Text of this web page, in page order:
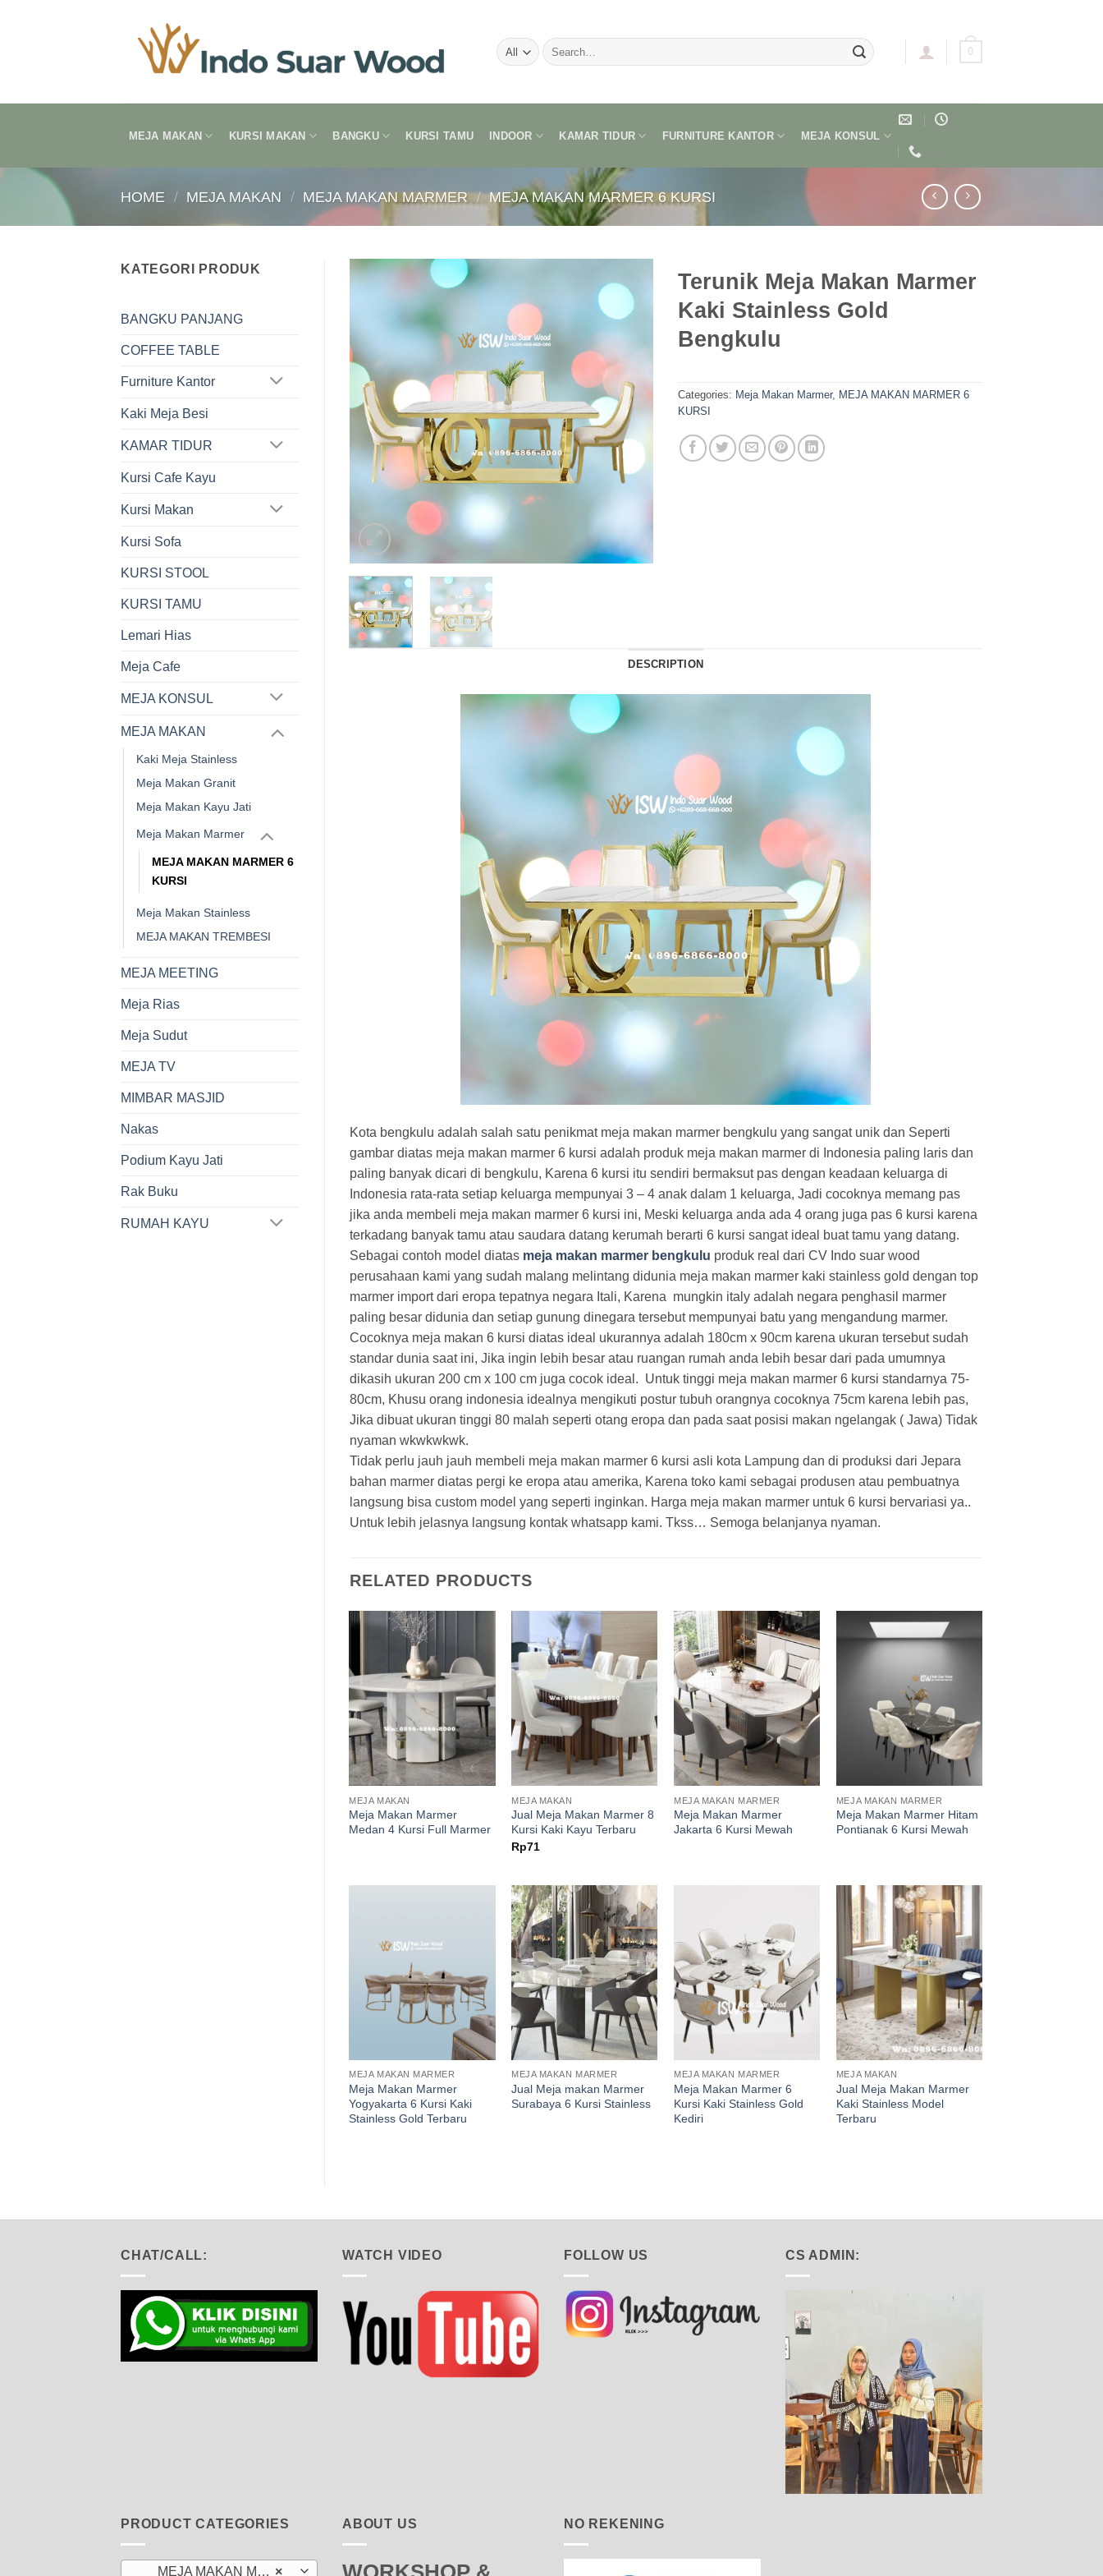
Search
for:
0
MEJA MAKAN KURSI MAKAN BANGKU KURSI TAMU INDOOR KAMAR TIDUR FURNITURE KANTOR MEJA KONSUL
HOME / MEJA MAKAN / MEJA MAKAN MARMER / MEJA MAKAN MARMER 6 KURSI
KATEGORI PRODUK
BANGKU PANJANG
COFFEE TABLE
Furniture Kantor
Kaki Meja Besi
KAMAR TIDUR
Kursi Cafe Kayu
Kursi Makan
Kursi Sofa
KURSI STOOL
KURSI TAMU
Lemari Hias
Meja Cafe
MEJA KONSUL
MEJA MAKAN
Kaki Meja Stainless
Meja Makan Granit
Meja Makan Kayu Jati
Meja Makan Marmer
MEJA MAKAN MARMER 6
KURSI
Meja Makan Stainless
MEJA MAKAN TREMBESI
MEJA MEETING
Meja Rias
Meja Sudut
MEJA TV
MIMBAR MASJID
Nakas
Podium Kayu Jati
Rak Buku
RUMAH KAYU
Terunik Meja Makan Marmer
Kaki Stainless Gold
Bengkulu
Categories: Meja Makan Marmer, MEJA MAKAN MARMER 6
KURSI
DESCRIPTION
Kota bengkulu adalah salah satu penikmat meja makan marmer bengkulu yang sangat unik dan Seperti
gambar diatas meja makan marmer 6 kursi adalah produk meja makan marmer di Indonesia paling laris dan
paling banyak dicari di bengkulu, Karena 6 kursi itu sendiri bermaksut pas dengan keadaan keluarga di
Indonesia rata-rata setiap keluarga mempunyai 3 – 4 anak dalam 1 keluarga, Jadi cocoknya memang pas
jika anda membeli meja makan marmer 6 kursi ini, Meski keluarga anda ada 4 orang juga pas 6 kursi karena
terkadang banyak tamu atau saudara datang kerumah berarti 6 kursi sangat ideal buat tamu yang datang.
Sebagai contoh model diatas meja makan marmer bengkulu produk real dari CV Indo suar wood
perusahaan kami yang sudah malang melintang didunia meja makan marmer kaki stainless gold dengan top
marmer import dari eropa tepatnya negara Itali, Karena mungkin italy adalah negara penghasil marmer
paling besar didunia dan setiap gunung dinegara tersebut mempunyai batu yang mengandung marmer.
Cocoknya meja makan 6 kursi diatas ideal ukurannya adalah 180cm x 90cm karena ukuran tersebut sudah
standar dunia saat ini, Jika ingin lebih besar atau ruangan rumah anda lebih besar dari pada umumnya
dikasih ukuran 200 cm x 100 cm juga cocok ideal. Untuk tinggi meja makan marmer 6 kursi standarnya 75-
80cm, Khusu orang indonesia idealnya mengikuti postur tubuh orangnya cocoknya 75cm karena lebih pas,
Jika dibuat ukuran tinggi 80 malah seperti otang eropa dan pada saat posisi makan ngelangak ( Jawa) Tidak
nyaman wkwkwkwk.
Tidak perlu jauh jauh membeli meja makan marmer 6 kursi asli kota Lampung dan di produksi dari Jepara
bahan marmer diatas pergi ke eropa atau amerika, Karena toko kami sebagai produsen atau pembuatnya
langsung bisa custom model yang seperti inginkan. Harga meja makan marmer untuk 6 kursi bervariasi ya..
Untuk lebih jelasnya langsung kontak whatsapp kami. Tkss… Semoga belanjanya nyaman.
RELATED PRODUCTS
MEJA MAKAN
Meja Makan Marmer
Medan 4 Kursi Full Marmer
MEJA MAKAN
Jual Meja Makan Marmer 8
Kursi Kaki Kayu Terbaru
Rp71
MEJA MAKAN MARMER
Meja Makan Marmer
Jakarta 6 Kursi Mewah
MEJA MAKAN MARMER
Meja Makan Marmer Hitam
Pontianak 6 Kursi Mewah
MEJA MAKAN MARMER
Meja Makan Marmer
Yogyakarta 6 Kursi Kaki
Stainless Gold Terbaru
MEJA MAKAN MARMER
Jual Meja makan Marmer
Surabaya 6 Kursi Stainless
MEJA MAKAN MARMER
Meja Makan Marmer 6
Kursi Kaki Stainless Gold
Kediri
MEJA MAKAN
Jual Meja Makan Marmer
Kaki Stainless Model
Terbaru
CHAT/CALL: WATCH VIDEO FOLLOW US CS ADMIN:
PRODUCT CATEGORIES
×
MEJA MAKAN MARMER 6 KURSI
ABOUT US NO REKENING